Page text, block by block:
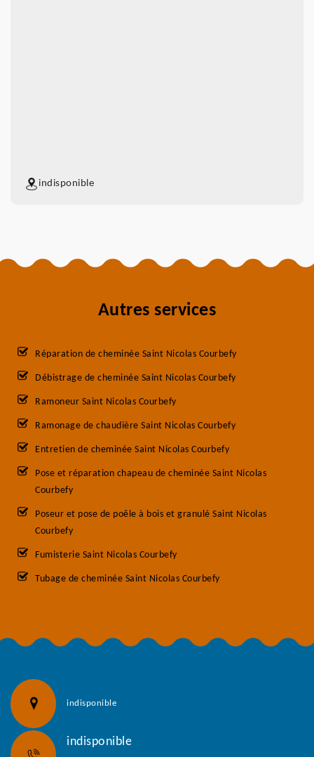
indisponible
Autres services
Réparation de cheminée Saint Nicolas Courbefy
Débistrage de cheminée Saint Nicolas Courbefy
Ramoneur Saint Nicolas Courbefy
Ramonage de chaudière Saint Nicolas Courbefy
Entretien de cheminée Saint Nicolas Courbefy
Pose et réparation chapeau de cheminée Saint Nicolas
Courbefy
Poseur et pose de poêle à bois et granulé Saint Nicolas
Courbefy
Fumisterie Saint Nicolas Courbefy
Tubage de cheminée Saint Nicolas Courbefy
indisponible
indisponible